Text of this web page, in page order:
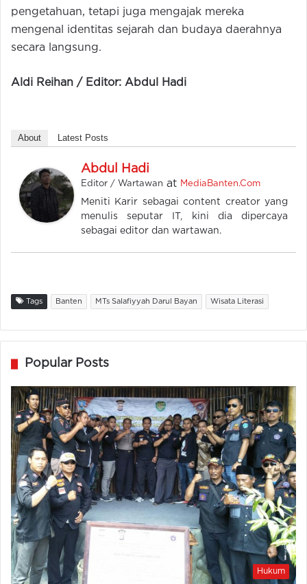
pengetahuan, tetapi juga mengajak mereka
mengenal identitas sejarah dan budaya daerahnya
secara langsung.
Aldi Reihan / Editor: Abdul Hadi
About Latest Posts
Abdul Hadi
Editor / Wartawan at MediaBanten.Com
Meniti Karir sebagai content creator yang
menulis seputar IT, kini dia dipercaya
sebagai editor dan wartawan.
Tags Banten MTs Salafiyyah Darul Bayan Wisata Literasi
Popular Posts
Hukum